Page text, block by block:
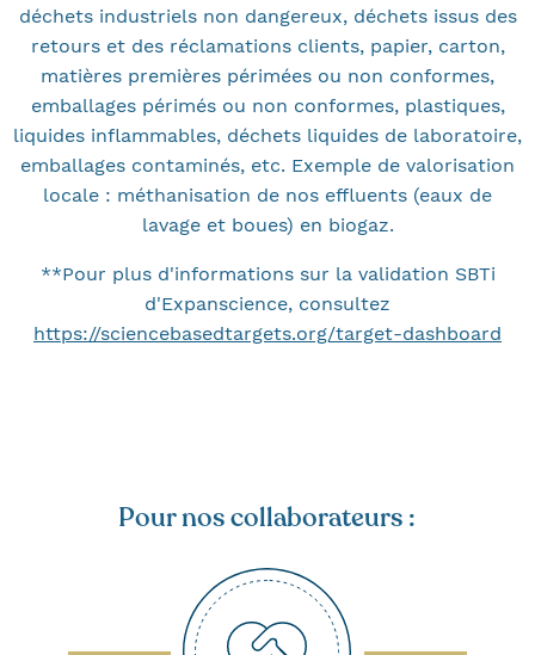
déchets industriels non dangereux, déchets issus des
retours et des réclamations clients, papier, carton,
matières premières périmées ou non conformes,
emballages périmés ou non conformes, plastiques,
liquides inflammables, déchets liquides de laboratoire,
emballages contaminés, etc. Exemple de valorisation
locale : méthanisation de nos effluents (eaux de
lavage et boues) en biogaz.
**Pour plus d'informations sur la validation SBTi
d'Expanscience, consultez
https://sciencebasedtargets.org/target-dashboard
Pour nos collaborateurs :